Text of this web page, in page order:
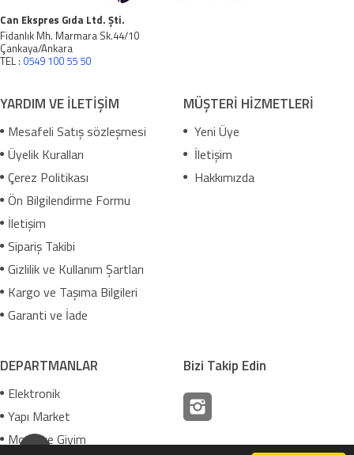
Can Ekspres Gıda Ltd. Şti.
Fidanlık Mh. Marmara Sk.44/10
Çankaya/Ankara
TEL : 0549 100 55 50
YARDIM VE İLETİŞİM
Mesafeli Satış sözleşmesi
Üyelik Kuralları
Çerez Politikası
Ön Bilgilendirme Formu
İletişim
Sipariş Takibi
Gizlilik ve Kullanım Şartları
Kargo ve Taşıma Bilgileri
Garanti ve İade
MÜŞTERİ HİZMETLERİ
Yeni Üye
İletişim
Hakkımızda
DEPARTMANLAR
Elektronik
Yapı Market
Moda ve Giyim
Bizi Takip Edin